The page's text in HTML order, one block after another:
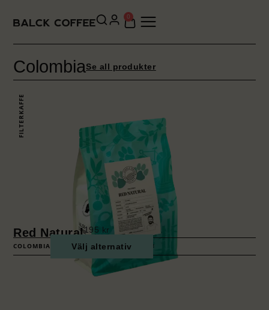
0
ColombiaSe all produkter
FILTERKAFFE
Red Natural195 kr
COLOMBIA Välj alternativ